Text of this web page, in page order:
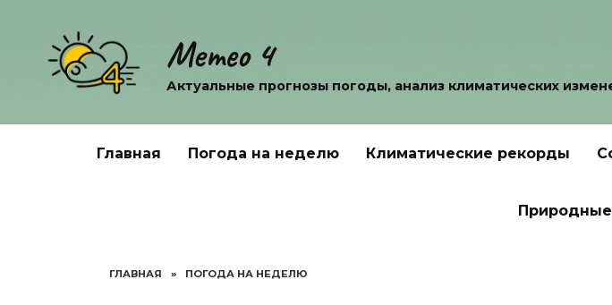
содержанию
Метео 4
Актуальные прогнозы погоды, анализ климатических
Главная Погода на неделю Климатические рекорды
ГЛАВНАЯ » ПОГОДА НА НЕДЕЛЮ